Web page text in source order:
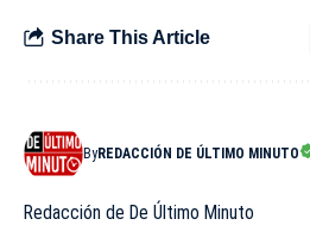
Share This Article
ByREDACCIÓN DE ÚLTIMO MINUTO
Redacción de De Último Minuto